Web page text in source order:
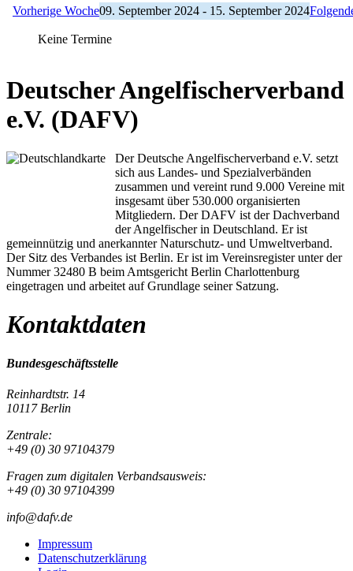
Vorherige Woche09. September 2024 - 15. September 2024
Keine Termine
Deutscher Angelfischerverband
e.V. (DAFV)
Der Deutsche Angelfischerverband e.V. setzt
sich aus Landes- und Spezialverbänden
zusammen und vereint rund 9.000 Vereine mit
insgesamt über 530.000 organisierten
Mitgliedern. Der DAFV ist der Dachverband
der Angelfischer in Deutschland. Er ist
gemeinnützig und anerkannter Naturschutz- und Umweltverband.
Der Sitz des Verbandes ist Berlin. Er ist im Vereinsregister unter der
Nummer 32480 B beim Amtsgericht Berlin Charlottenburg
eingetragen und arbeitet auf Grundlage seiner Satzung.
Kontaktdaten
Bundesgeschäftsstelle
Reinhardtstr. 14
10117 Berlin
Zentrale:
+49 (0) 30 97104379
Fragen zum digitalen Verbandsausweis:
+49 (0) 30 97104399
info@dafv.de
Impressum
Datenschutzerklärung